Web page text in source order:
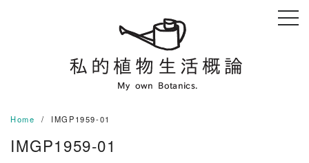
Home IMGP1959-01
IMGP1959-01